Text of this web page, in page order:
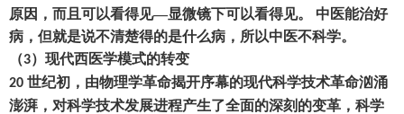
原因 ， 而且可以看得见—显微镜下可以看得见。 中医能治好
病 ， 但就是说不清楚得的是什么病 ， 所以中医不科学。
（3） 现代西医学模式的转变
20 世纪初 ， 由物理学革命揭开序幕的现代科学技术革命汹涌
澎湃 ， 对科学技术发展进程产生了全面的深刻的变革 ， 科学